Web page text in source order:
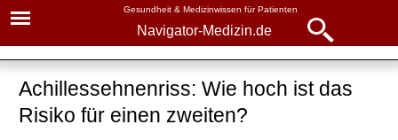
Gesundheit & Medizinwissen für Patienten
Navigator-Medizin.de
Achillessehnenriss: Wie hoch ist das
Risiko für einen zweiten?
Navigator-Medizin.de
► News
Navigator-
Medizin.de
▾
Krankheiten